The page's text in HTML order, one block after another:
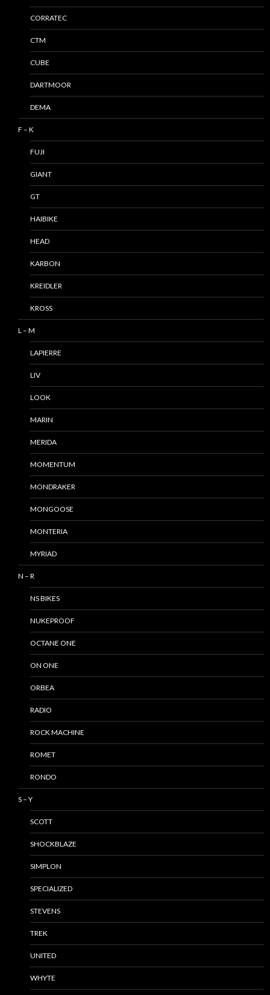
CORRATEC
CTM
CUBE
DARTMOOR
DEMA
F – K
FUJI
GIANT
GT
HAIBIKE
HEAD
KARBON
KREIDLER
KROSS
L – M
LAPIERRE
LIV
LOOK
MARIN
MERIDA
MOMENTUM
MONDRAKER
MONGOOSE
MONTERIA
MYRIAD
N – R
NS BIKES
NUKEPROOF
OCTANE ONE
ON ONE
ORBEA
RADIO
ROCK MACHINE
ROMET
RONDO
S – Y
SCOTT
SHOCKBLAZE
SIMPLON
SPECIALIZED
STEVENS
TREK
UNITED
WHYTE